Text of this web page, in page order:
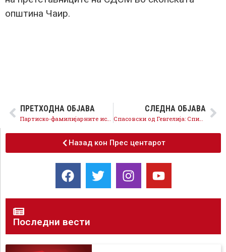
општина Чаир.
ПРЕТХОДНА ОБЈАВА
Партиско-фамилијарните испостави на Груевски во судството се поврзани и со медиумскиот мрак
СЛЕДНА ОБЈАВА
Спасовски од Гевгелија: Списокот по потреба се полнел со „изборни туристи“
Назад кон Прес центарот
Последни вести